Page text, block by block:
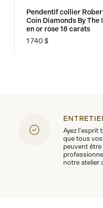
Pendentif collier
Coin Diamonds By The
en or rose 18 carats
1 740 $
Ayez l'esprit
que tous
peuvent être
notre atelier